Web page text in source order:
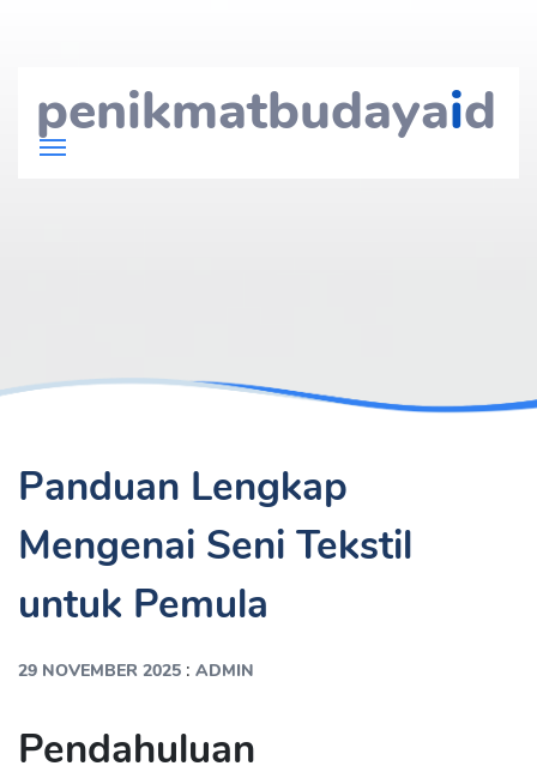
penikmatbudayaid
Panduan Lengkap
Mengenai Seni Tekstil
untuk Pemula
29 NOVEMBER 2025 : ADMIN
Pendahuluan